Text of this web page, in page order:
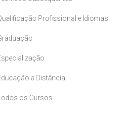
Profissional e Idiomas
a Distância
os Cursos